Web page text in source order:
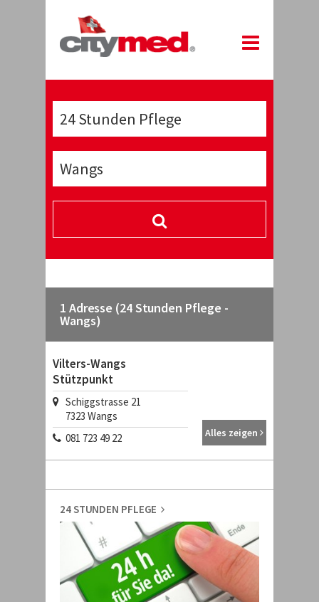
1 Adresse (24 Stunden Pflege -
Wangs)
Vilters-Wangs
Stützpunkt
Schiggstrasse 21
7323 Wangs
081 723 49 22
Alles zeigen
24 STUNDEN PFLEGE